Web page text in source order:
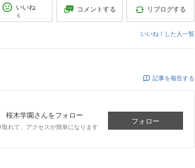
いいね
6
コメントする リブログする
いいね！した人一覧
記事を報告する
桜木学園さんをフォロー
れて、アクセスが簡単になります
フォロー